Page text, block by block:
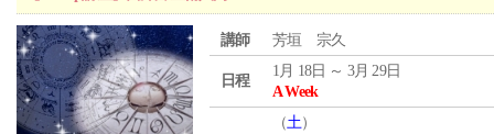
講師 芳垣 宗久
日程
1月 18日 ～ 3月 29日
A Week
（土）